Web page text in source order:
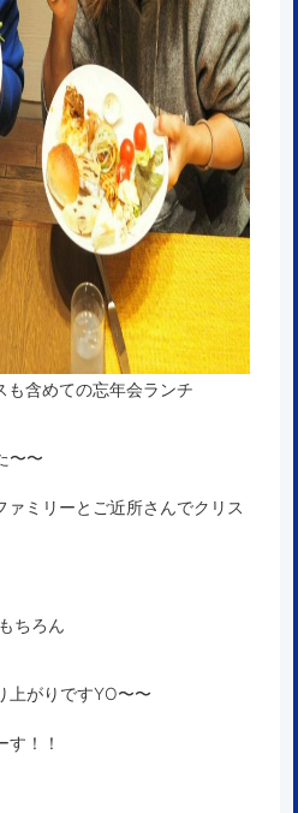
も含めての忘年会ランチ
〜〜
ァミリーとご近所さんでクリス
ちろん
上がりですYO〜〜
す！！